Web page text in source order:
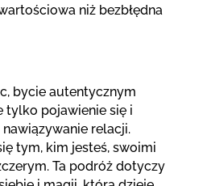
niż bezbłędna
bycie autentycznym
tylko pojawienie się i
relacji.
tym, kim jesteś, swoimi
Ta podróż dotyczy